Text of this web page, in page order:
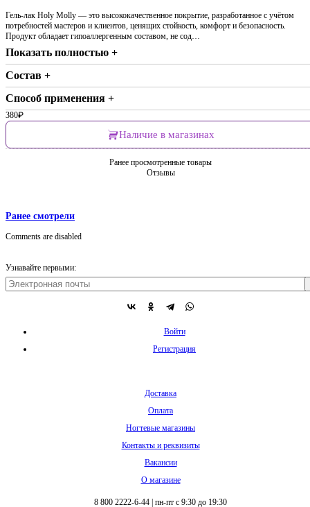
Гель-лак Holy Molly — это высококачественное покрытие, разработанное с учётом
потребностей мастеров и клиентов, ценящих стойкость, комфорт и безопасность.
Продукт обладает гипоаллергенным составом, не сод…
Показать полностью +
Состав +
Способ применения +
380₽
Наличие в магазинах
Ранее просмотренные товары
Отзывы
Ранее смотрели
Comments are disabled
Узнавайте первыми:
Войти
Регистрация
Доставка
Оплата
Ногтевые магазины
Контакты и реквизиты
Вакансии
О магазине
8 800 2222-6-44 пн-пт с 9:30 до 19:30